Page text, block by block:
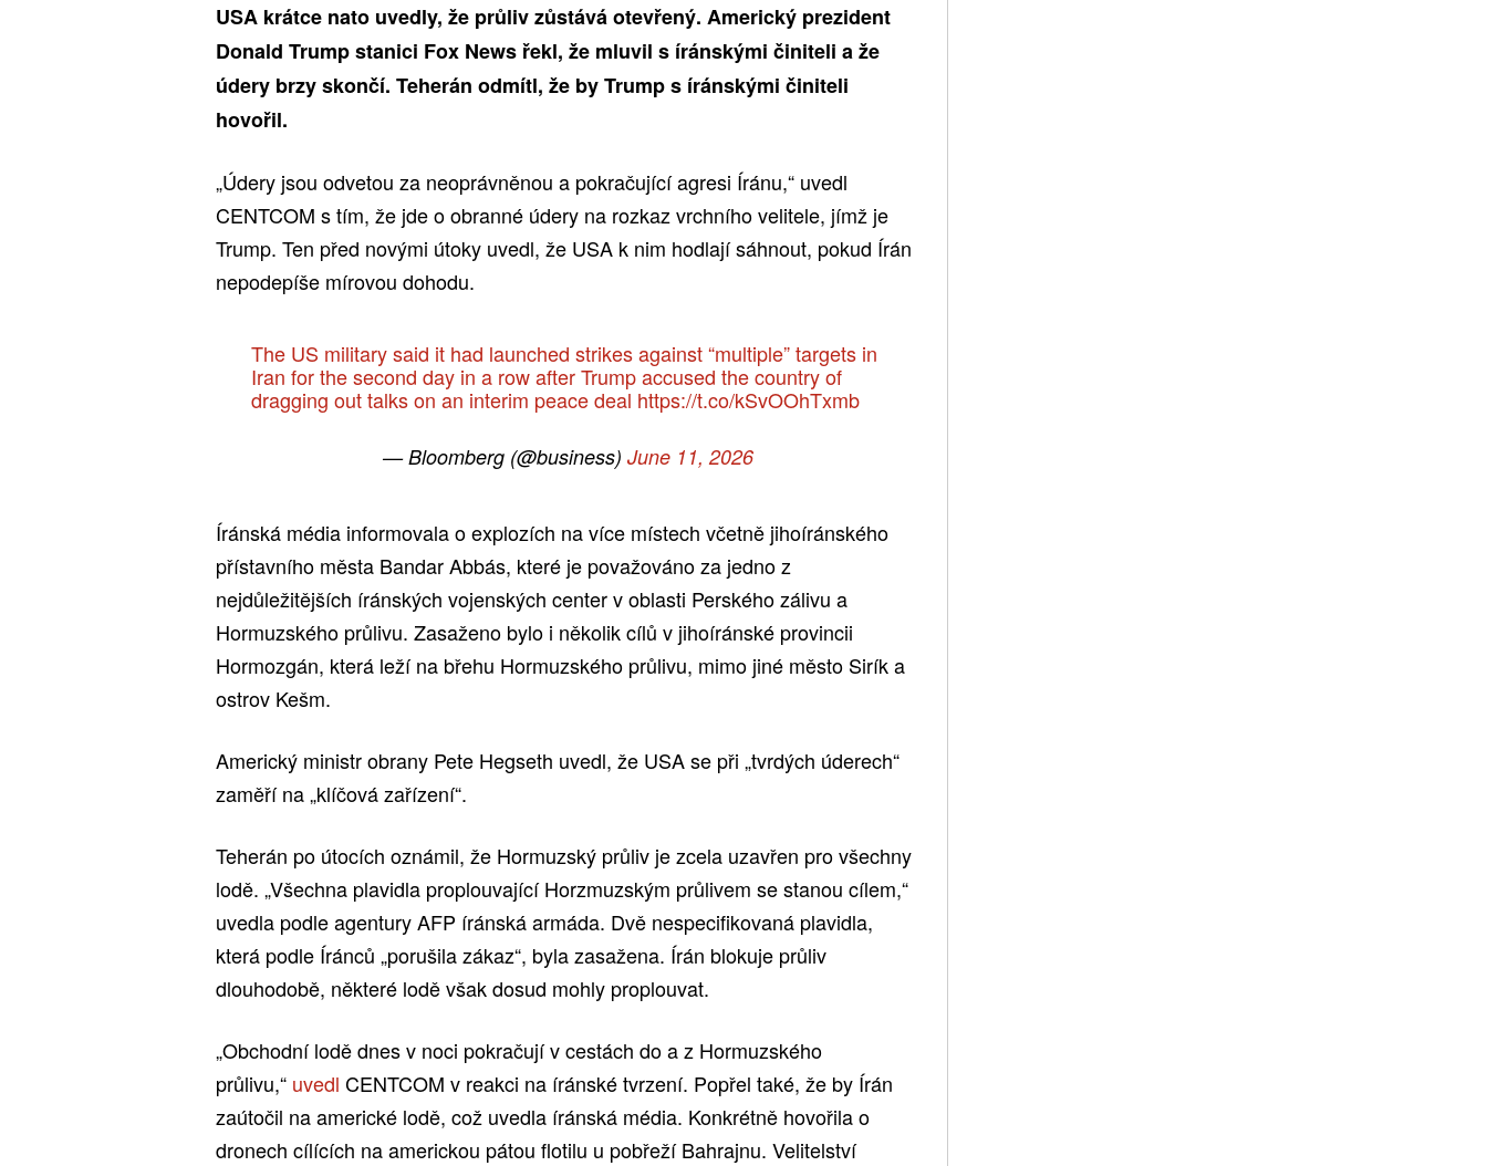
USA krátce nato uvedly, že průliv zůstává otevřený. Americký prezident
Donald Trump stanici Fox News řekl, že mluvil s íránskými činiteli a že
údery brzy skončí. Teherán odmítl, že by Trump s íránskými činiteli
hovořil.
„Údery jsou odvetou za neoprávněnou a pokračující agresi Íránu,“ uvedl
CENTCOM s tím, že jde o obranné údery na rozkaz vrchního velitele, jímž je
Trump. Ten před novými útoky uvedl, že USA k nim hodlají sáhnout, pokud Írán
nepodepíše mírovou dohodu.
The US military said it had launched strikes against “multiple” targets in
Iran for the second day in a row after Trump accused the country of
dragging out talks on an interim peace deal https://t.co/kSvOOhTxmb
— Bloomberg (@business)June 11, 2026
Íránská média informovala o explozích na více místech včetně jihoíránského
přístavního města Bandar Abbás, které je považováno za jedno z
nejdůležitějších íránských vojenských center v oblasti Perského zálivu a
Hormuzského průlivu. Zasaženo bylo i několik cílů v jihoíránské provincii
Hormozgán, která leží na břehu Hormuzského průlivu, mimo jiné město Sirík a
ostrov Kešm.
Americký ministr obrany Pete Hegseth uvedl, že USA se při „tvrdých úderech“
zaměří na „klíčová zařízení“.
Teherán po útocích oznámil, že Hormuzský průliv je zcela uzavřen pro všechny
lodě. „Všechna plavidla proplouvající Horzmuzským průlivem se stanou cílem,“
uvedla podle agentury AFP íránská armáda. Dvě nespecifikovaná plavidla,
která podle Íránců „porušila zákaz“, byla zasažena. Írán blokuje průliv
dlouhodobě, některé lodě však dosud mohly proplouvat.
„Obchodní lodě dnes v noci pokračují v cestách do a z Hormuzského
průlivu,“ uvedl CENTCOM v reakci na íránské tvrzení. Popřel také, že by Írán
zaútočil na americké lodě, což uvedla íránská média. Konkrétně hovořila o
dronech cílících na americkou pátou flotilu u pobřeží Bahrajnu. Velitelství